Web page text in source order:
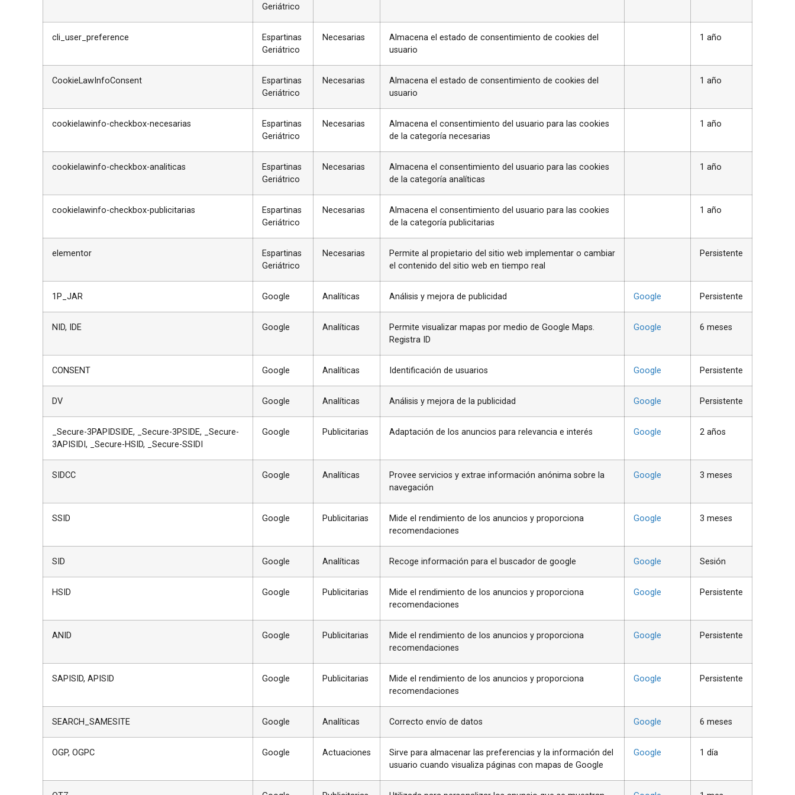
Geriátrico
cli_user_preference
Espartinas
Geriátrico
Necesarias
Almacena el estado de consentimiento de cookies del
usuario
1 año
CookieLawInfoConsent
Espartinas
Geriátrico
Necesarias
Almacena el estado de consentimiento de cookies del
usuario
1 año
cookielawinfo-checkbox-necesarias
Espartinas
Geriátrico
Necesarias
Almacena el consentimiento del usuario para las cookies
de la categoría necesarias
1 año
cookielawinfo-checkbox-analiticas
Espartinas
Geriátrico
Necesarias
Almacena el consentimiento del usuario para las cookies
de la categoría analíticas
1 año
cookielawinfo-checkbox-publicitarias
Espartinas
Geriátrico
Necesarias
Almacena el consentimiento del usuario para las cookies
de la categoría publicitarias
1 año
elementor
Espartinas
Geriátrico
Necesarias
Permite al propietario del sitio web implementar o cambiar
el contenido del sitio web en tiempo real
Persistente
1P_JAR Google Analíticas Análisis y mejora de publicidad Google Persistente
NID, IDE Google Analíticas
Permite visualizar mapas por medio de Google Maps.
Registra ID
Google 6 meses
CONSENT Google Analíticas Identificación de usuarios Google Persistente
DV Google Analíticas Análisis y mejora de la publicidad Google Persistente
_Secure-3PAPIDSIDE, _Secure-3PSIDE, _Secure-
3APISIDI, _Secure-HSID, _Secure-SSIDI
Google Publicitarias Adaptación de los anuncios para relevancia e interés Google 2 años
SIDCC Google Analíticas
Provee servicios y extrae información anónima sobre la
navegación
Google 3 meses
SSID Google Publicitarias
Mide el rendimiento de los anuncios y proporciona
recomendaciones
Google 3 meses
SID Google Analíticas Recoge información para el buscador de google Google Sesión
HSID Google Publicitarias
Mide el rendimiento de los anuncios y proporciona
recomendaciones
Google Persistente
ANID Google Publicitarias
Mide el rendimiento de los anuncios y proporciona
recomendaciones
Google Persistente
SAPISID, APISID Google Publicitarias
Mide el rendimiento de los anuncios y proporciona
recomendaciones
Google Persistente
SEARCH_SAMESITE Google Analíticas Correcto envío de datos Google 6 meses
OGP, OGPC Google Actuaciones
Sirve para almacenar las preferencias y la información del
usuario cuando visualiza páginas con mapas de Google
Google 1 día